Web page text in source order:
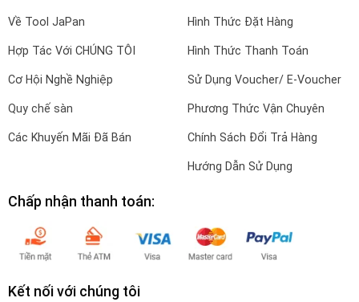
Về Tool JaPan
Hợp Tác Với CHÚNG TÔI
Cơ Hội Nghề Nghiệp
Quy chế sàn
Các Khuyến Mãi Đã Bán
Hình Thức Đặt Hàng
Hình Thức Thanh Toán
Sử Dụng Voucher/ E-Voucher
Phương Thức Vận Chuyên
Chính Sách Đổi Trả Hàng
Hướng Dẫn Sử Dụng
Chấp nhận thanh toán:
Kết nối với chúng tôi